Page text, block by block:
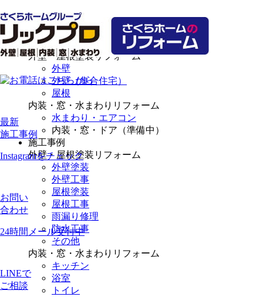
最新
施工事例
Instagramをチェック
お問い
合わせ
24時間メール受付中
LINEで
ご相談
選ばれる理由
リフォームメニュー
外壁・屋根塗装リフォーム
外壁
外壁（集合住宅）
屋根
内装・窓・水まわりリフォーム
水まわり・エアコン
内装・窓・ドア（準備中）
施工事例
外壁・屋根塗装リフォーム
外壁塗装
外壁工事
屋根塗装
屋根工事
雨漏り修理
防水工事
その他
内装・窓・水まわりリフォーム
キッチン
浴室
トイレ